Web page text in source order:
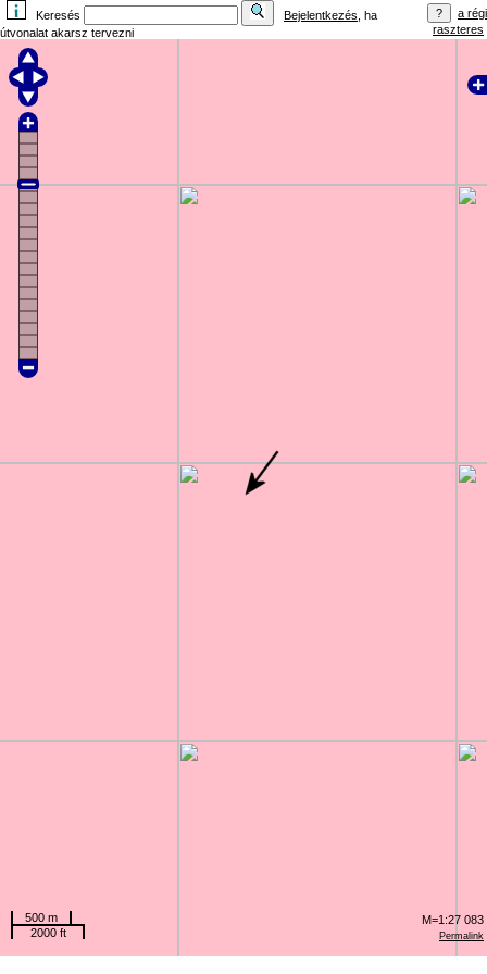
Keresés Bejelentkezés , ha
útvonalat akarsz tervezni
a régi
raszteres
Permalink
500 m
2000 ft
M=1:27 083